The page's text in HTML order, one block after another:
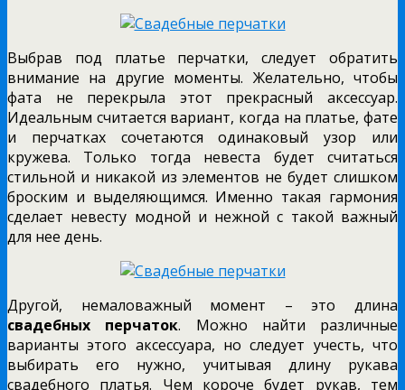
Выбрав под платье перчатки, следует обратить
внимание на другие моменты. Желательно, чтобы
фата не перекрыла этот прекрасный аксессуар.
Идеальным считается вариант, когда на платье, фате
и перчатках сочетаются одинаковый узор или
кружева. Только тогда невеста будет считаться
стильной и никакой из элементов не будет слишком
броским и выделяющимся. Именно такая гармония
сделает невесту модной и нежной с такой важный
для нее день.
Другой, немаловажный момент – это длина
свадебных перчаток. Можно найти различные
варианты этого аксессуара, но следует учесть, что
выбирать его нужно, учитывая длину рукава
свадебного платья. Чем короче будет рукав, тем